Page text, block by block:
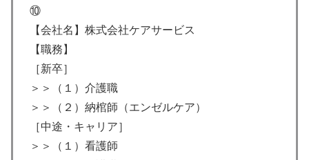
⑩
【会社名】株式会社ケアサービス
【職務】
［新卒］
＞＞（１）介護職
＞＞（２）納棺師（エンゼルケア）
［中途・キャリア］
＞＞（１）看護師